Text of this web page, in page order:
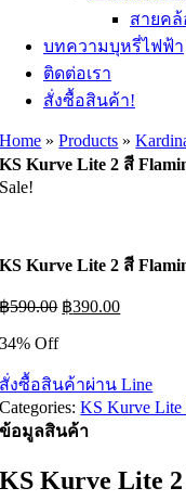
สายค
บทความบุหรี่ไฟฟ้า
ติดต่อเรา
สั่งซื้อสินค้า!
Home »Products »
KS Kurve Lite 2 สี
Sale!
KS Kurve Lite 2 สี
฿590.00 Original
฿390.00Current
34% Off
สั่งซื้อสินค้าผ่าน Line
Categories:KS Kurve Lite
ข้อมูลสินค้า
KS Kurve Lite